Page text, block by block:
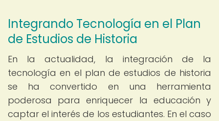
Integrando Tecnología en el Plan
de Estudios de Historia
En la actualidad, la integración de la
tecnología en el plan de estudios de historia
se ha convertido en una herramienta
poderosa para enriquecer la educación y
captar el interés de los estudiantes. En el caso